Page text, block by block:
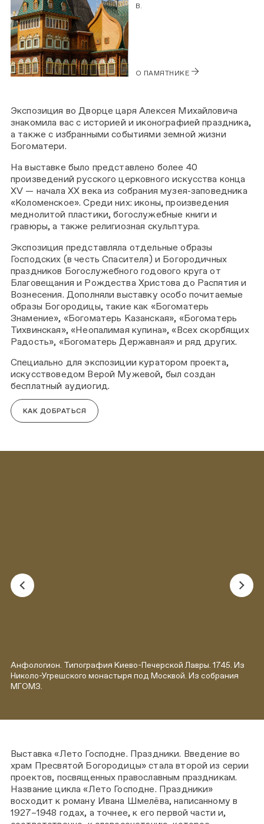
В.
О ПАМЯТНИКЕ
Экспозиция во Дворце царя Алексея Михайловича
знакомила вас с историей и иконографией праздника,
а также с избранными событиями земной жизни
Богоматери.
На выставке было представлено более 40
произведений русского церковного искусства конца
XV — начала XX века из собрания музея-заповедника
«Коломенское». Среди них: иконы, произведения
меднолитой пластики, богослужебные книги и
гравюры, а также религиозная скульптура.
Экспозиция представляла отдельные образы
Господских (в честь Спасителя) и Богородичных
праздников Богослужебного годового круга от
Благовещания и Рождества Христова до Распятия и
Вознесения. Дополняли выставку особо почитаемые
образы Богородицы, такие как «Богоматерь
Знамение», «Богоматерь Казанская», «Богоматерь
Тихвинская», «Неопалимая купина», «Всех скорбящих
Радость», «Богоматерь Державная» и ряд других.
Специально для экспозиции куратором проекта,
искусствоведом Верой Мужевой, был создан
бесплатный аудиогид.
КАК ДОБРАТЬСЯ
Анфологион. Типография Киево-Печерской Лавры. 1745. Из
Николо-Угрешского монастыря под Москвой. Из собрания
МГОМЗ.
Выставка «Лето Господне. Праздники. Введение во
храм Пресвятой Богородицы» стала второй из серии
проектов, посвященных православным праздникам.
Название цикла «Лето Господне. Праздники»
восходит к роману Ивана Шмелёва, написанному в
1927–1948 годах, а точнее, к его первой части и,